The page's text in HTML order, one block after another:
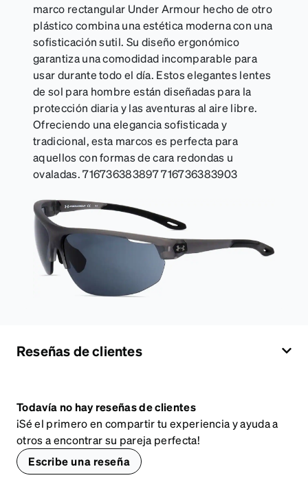
marco rectangular Under Armour hecho de otro
plástico combina una estética moderna con una
sofisticación sutil. Su diseño ergonómico
garantiza una comodidad incomparable para
usar durante todo el día. Estos elegantes lentes
de sol para hombre están diseñadas para la
protección diaria y las aventuras al aire libre.
Ofreciendo una elegancia sofisticada y
tradicional, esta marcos es perfecta para
aquellos con formas de cara redondas u
ovaladas. 716736383897 716736383903
Reseñas de clientes
Todavía no hay reseñas de clientes
¡Sé el primero en compartir tu experiencia y ayuda a
otros a encontrar su pareja perfecta!
Escribe una reseña